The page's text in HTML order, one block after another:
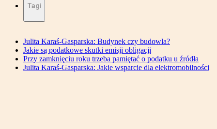
Tagi
Julita Karaś-Gasparska: Budynek czy budowla?
Jakie są podatkowe skutki emisji obligacji
Przy zamknięciu roku trzeba pamiętać o podatku u źródła
Julita Karaś-Gasparska: Jakie wsparcie dla elektromobilności